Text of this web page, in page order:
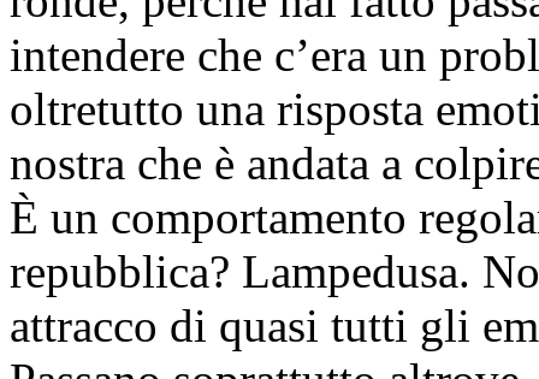
intendere che c’era un
oltretutto una risposta
nostra che è andata a
È un comportamento
repubblica? Lampedusa.
attracco di quasi tutti gli